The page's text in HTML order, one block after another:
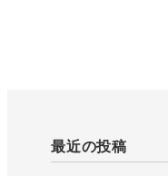
最近の投稿